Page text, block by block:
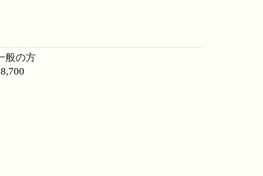
般の方